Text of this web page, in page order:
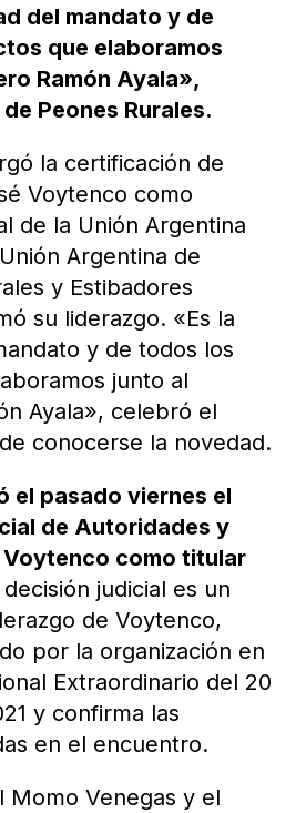
del mandato y de
que elaboramos
Ramón Ayala»,
Peones Rurales.
la certificación de
Voytenco como
de la Unión Argentina
Argentina de
y Estibadores
su liderazgo. «Es la
y de todos los
junto al
Ayala», celebró el
conocerse la novedad.
el pasado viernes el
de Autoridades y
como titular
decisión judicial es un
de Voytenco,
por la organización en
Extraordinario del 20
y confirma las
en el encuentro.
Momo Venegas y el